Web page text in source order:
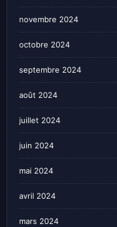
novembre 2024
octobre 2024
septembre 2024
août 2024
juillet 2024
juin 2024
mai 2024
avril 2024
mars 2024